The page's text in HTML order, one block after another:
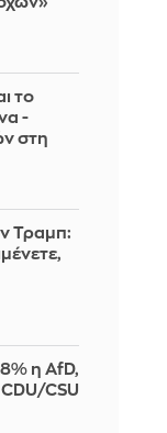
το
-
στη
Τραμπ:
η AfD,
CSU